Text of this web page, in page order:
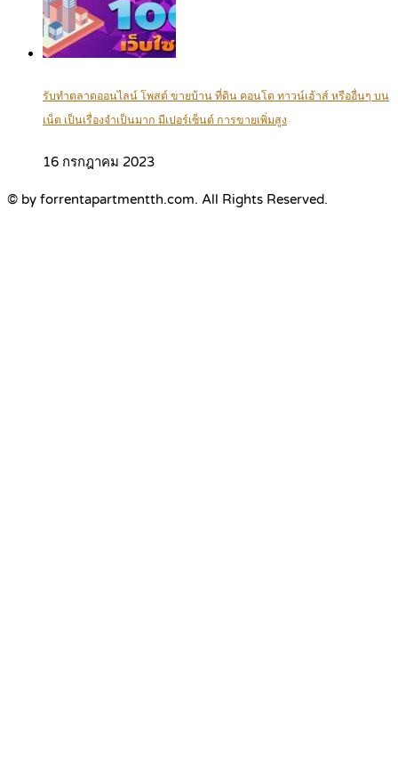
รับทำตลาดออนไลน์ โพสต์ ขายบ้าน ที่ดิน คอนโด ทาวน์เฮ้าส์ หรืออื่นๆ บน
เน็ต เป็นเรื่องจำเป็นมาก มีเปอร์เซ็นต์ การขายเพิ่มสูง
16 กรกฎาคม 2023
© by forrentapartmentth.com. All Rights Reserved.